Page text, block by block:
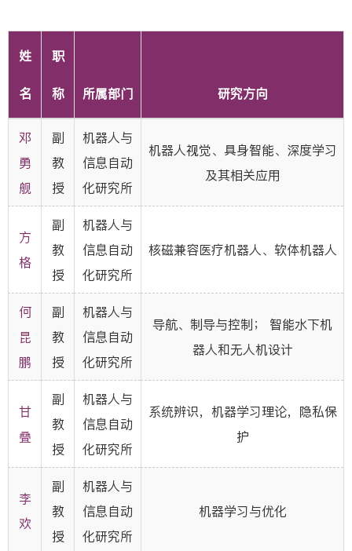
姓
名
职
称 所属部门 研究方向
邓
勇
舰
副
教
授
机器人与
信息自动
化研究所
机器人视觉、具身智能、深度学习
及其相关应用
方
格
副
教
授
机器人与
信息自动
化研究所
核磁兼容医疗机器人、软体机器人
何
昆
鹏
副
教
授
机器人与
信息自动
化研究所
导航、制导与控制； 智能水下机
器人和无人机设计
甘
叠
副
教
授
机器人与
信息自动
化研究所
系统辨识，机器学习理论，隐私保
护
李
欢
副
教
授
机器人与
信息自动
化研究所
机器学习与优化